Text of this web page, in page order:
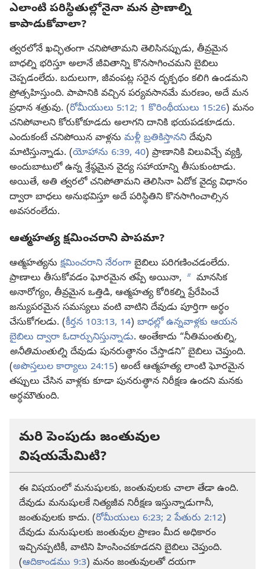
ఎలాంటి పరిస్థితుల్లోనైనా మన ప్రాణాల్ని
కాపాడుకోవాలా?
త్వరలోనే ఖచ్ఛితంగా చనిపోతామని తెలిసినప్పుడు, తీవ్రమైన
బాధల్ని భరిస్తూ అలానే జీవితాన్ని కొనసాగించమని బైబిలు
చెప్పడంలేదు. బదులుగా, జీవంపట్ల సరైన దృక్పథం కలిగి ఉండమని
ప్రోత్సహిస్తుంది. పాపానికి వచ్చిన పర్యవసానమే మరణం, అదే మన
ప్రధాన శత్రువు. (రోమీయులు 5:12; 1 కొరింథీయులు 15:26) మనం
చనిపోవాలని కోరుకోకూడదు అలాగని దానికి భయపడకూడదు.
ఎందుకంటే చనిపోయిన వాళ్లను మళ్లీ బ్రతికిస్తానని దేవుని
మాటిస్తున్నాడు. (యోహాను 6:39, 40) ప్రాణానికి విలువిచ్చే వ్యక్తి,
అందుబాటులో ఉన్న శ్రేష్ఠమైన వైద్య సహాయాన్ని తీసుకుంటాడు.
అయితే, అతి త్వరలో చనిపోతామని తెలిసినా ఏదోక వైద్య విధానం
ద్వారా బాధలు అనుభవిస్తూ అదే పరిస్థితిని కొనసాగించాల్సిన
అవసరంలేదు.
ఆత్మహత్య క్షమించరాని పాపమా?
ఆత్మహత్యను క్షమించరాని నేరంగా బైబిలు పరిగణించడంలేదు.
ప్రాణాలు తీసుకోవడం ఘోరమైన తప్పే అయినా, b మానసిక
అనారోగ్యం, తీవ్రమైన ఒత్తిడి, ఆత్మహత్య కోరికల్ని ప్రేరేపించే
జన్యుపరమైన సమస్యలు వంటి వాటిని దేవుడు పూర్తిగా అర్థం
చేసుకోగలడు. (కీర్తన 103:13, 14) బాధల్లో ఉన్నవాళ్లకు ఆయన
బైబిలు ద్వారా ఓదార్పునిస్తున్నాడు. అంతేకాదు “నీతిమంతుల్ని,
అనీతిమంతుల్ని దేవుడు పునరుత్థానం చేస్తాడని” బైబిలు చెప్తుంది.
(అపొస్తలుల కార్యాలు 24:15) అంటే ఆత్మహత్య లాంటి ఘోరమైన
తప్పులు చేసిన వాళ్లకు కూడా పునరుత్థాన నిరీక్షణ ఉందని మనకు
అర్థమౌతుంది.
మరి పెంపుడు జంతువుల
విషయమేమిటి?
ఈ విషయంలో మనుషులకు, జంతువులకు చాలా తేడా ఉంది.
దేవుడు మనుషులకే నిత్యజీవ నిరీక్షణ ఇస్తున్నాడుగానీ,
జంతువులకు కాదు. (రోమీయులు 6:23; 2 పేతురు 2:12)
దేవుడు మనుషులకు జంతువుల ప్రాణం మీద అధికారం
ఇచ్చినప్పటికీ, వాటిని హింసించకూడదని బైబిలు చెప్తుంది.
(ఆదికాండము 9:3) మనం జంతువులతో దయగా